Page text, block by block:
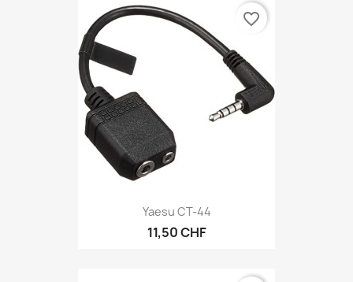
Yaesu CT-44
11,50 CHF
favorite_border